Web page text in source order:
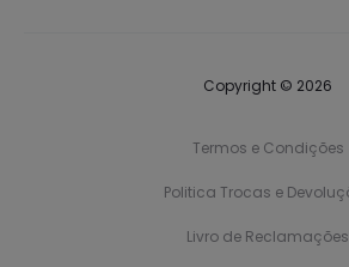
Copyright © 2026
Termos e Condições
Politica Trocas e
Livro de Reclamações